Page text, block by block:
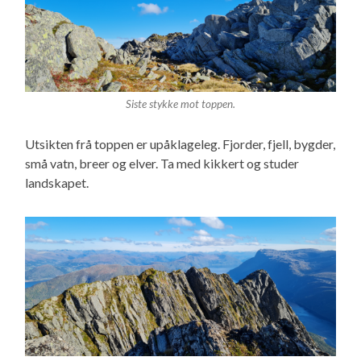
Siste stykke mot toppen.
Utsikten frå toppen er upåklageleg. Fjorder, fjell, bygder,
små vatn, breer og elver. Ta med kikkert og studer
landskapet.